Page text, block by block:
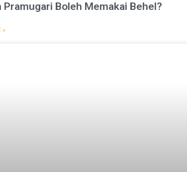
Pramugari Boleh Memakai Behel?
»